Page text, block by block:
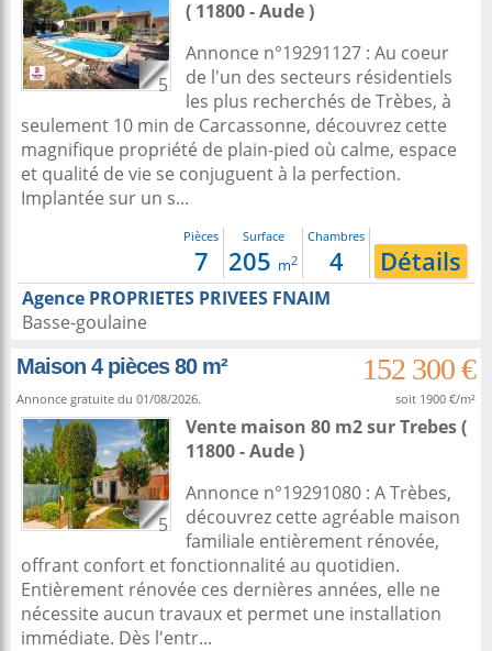
5
( 11800 - Aude )
Annonce n°19291127 : Au coeur
de l'un des secteurs résidentiels
les plus recherchés de Trèbes, à
seulement 10 min de Carcassonne, découvrez cette
magnifique propriété de plain-pied où calme, espace
et qualité de vie se conjuguent à la perfection.
Implantée sur un s...
Pièces
7
Surface
205 m2
Chambres
4 Détails
Agence PROPRIETES PRIVEES FNAIM
Basse-goulaine
Maison 4 pièces 80 m²
152 300 €
Annonce gratuite du 01/08/2026. soit 1900 €/m²
5
Vente maison 80 m2surTrebes(
11800 - Aude )
Annonce n°19291080 : A Trèbes,
découvrez cette agréable maison
familiale entièrement rénovée,
offrant confort et fonctionnalité au quotidien.
Entièrement rénovée ces dernières années, elle ne
nécessite aucun travaux et permet une installation
immédiate. Dès l'entr...